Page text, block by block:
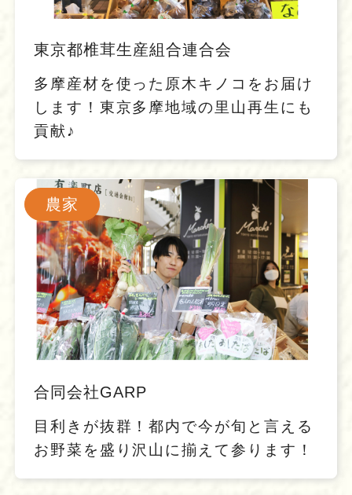
東京都椎茸生産組合連合会
多摩産材を使った原木キノコをお届け
します！東京多摩地域の里山再生にも
貢献♪
農家
合同会社GARP
目利きが抜群！都内で今が旬と言える
お野菜を盛り沢山に揃えて参ります！